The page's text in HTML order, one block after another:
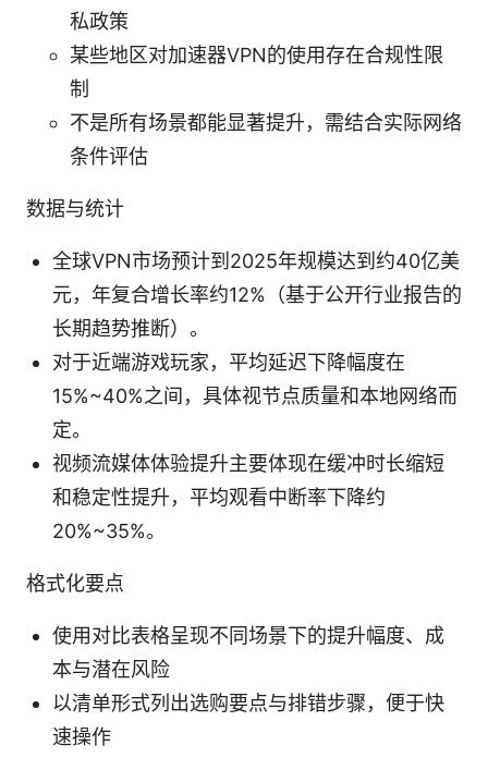
私政策
某些地区对加速器VPN的使用存在合规性限
制
不是所有场景都能显著提升，需结合实际网络
条件评估
数据与统计
全球VPN市场预计到2025年规模达到约40亿美
元，年复合增长率约12%（基于公开行业报告的
长期趋势推断）。
对于近端游戏玩家，平均延迟下降幅度在
15%~40%之间，具体视节点质量和本地网络而
定。
视频流媒体体验提升主要体现在缓冲时长缩短
和稳定性提升，平均观看中断率下降约
20%~35%。
格式化要点
使用对比表格呈现不同场景下的提升幅度、成
本与潜在风险
以清单形式列出选购要点与排错步骤，便于快
速操作